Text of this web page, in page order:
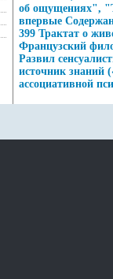
об ощущениях",
впервые
399 Трактат о
Французский
Развил
источник знаний
ассоциативной